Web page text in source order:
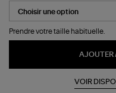
Prendre votre taille habituelle.
AJOUTER
VOIR